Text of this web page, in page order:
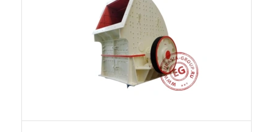
Дробильно-сортировочные комплексы